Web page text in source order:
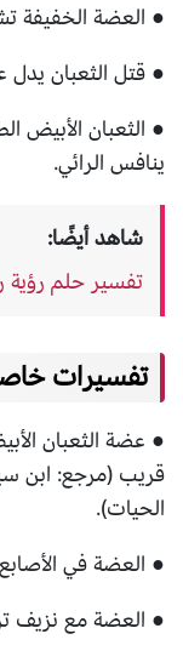
● العضة الخفيفة
● قتل الثعبان يدل
● الثعبان الأبيض
ينافس الرائي.
شاهد أيضًا:
تفسير حلم
تفسيرات
● عضة الثعبان
قريب (مرجع: ابن
الحيات).
● العضة في
● العضة مع نزيف